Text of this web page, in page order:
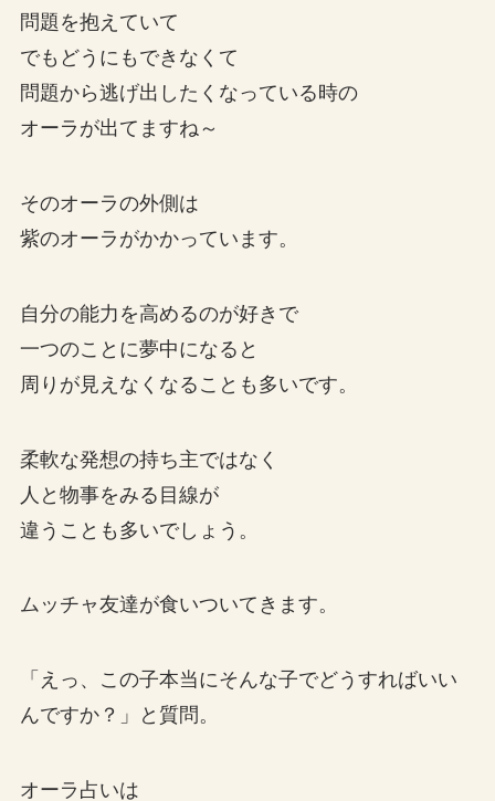
問題を抱えていて
でもどうにもできなくて
問題から逃げ出したくなっている時の
オーラが出てますね～
そのオーラの外側は
紫のオーラがかかっています。
自分の能力を高めるのが好きで
一つのことに夢中になると
周りが見えなくなることも多いです。
柔軟な発想の持ち主ではなく
人と物事をみる目線が
違うことも多いでしょう。
ムッチャ友達が食いついてきます。
「えっ、この子本当にそんな子でどうすればいい
んですか？」と質問。
オーラ占いは